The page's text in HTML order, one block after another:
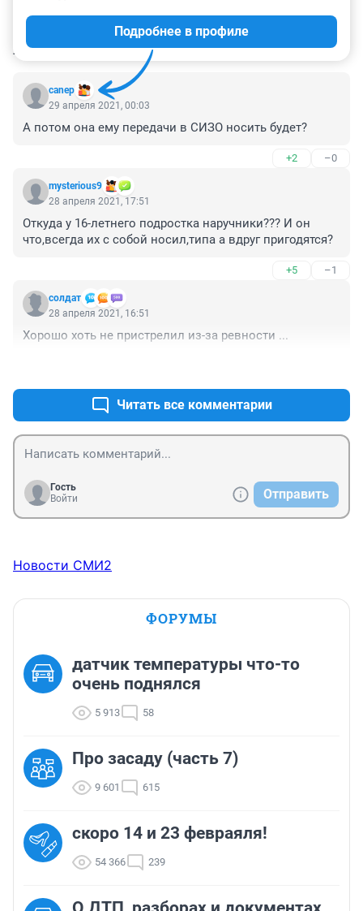
КОММЕНТАРИИ 48
canep
Подробнее в профиле
29 апреля 2021, 00:03
А потом она ему передачи в СИЗО носить будет?
+2 –0
mysterious9
28 апреля 2021, 17:51
Откуда у 16-летнего подростка наручники??? И он
что,всегда их с собой носил,типа а вдруг пригодятся?
+5 –1
солдат
28 апреля 2021, 16:51
Хорошо хоть не пристрелил из-за ревности ...
Читать все комментарии
Гость
Войти
Отправить
Новости СМИ2
ФОРУМЫ
датчик температуры что-то
очень поднялся
5 913 58
Про засаду (часть 7)
9 601 615
скоро 14 и 23 февраяля!
54 366 239